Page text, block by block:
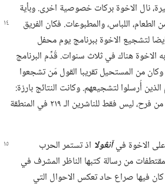
نال الاخوة بركات خصوصية اخرى.‏ وبأية
الطعام،‏ اللباس،‏والمطبوعات.‏ فكان الفريق
ايضا لتشجيع الاخوة ببرنامج يوم محفل
الاخوة هناك في ثلاث سنوات.‏ قُدِّم البرنامج
وكان من المستحيل تقريبا القول مَن تشجعوا
أُرسلوا لتشجيعهم.‏ وكانت النتائج بارزة:‏
حضر ٧٢٦ واعتمد ٥٥!‏ فيا له من فرح،‏ ليس فقط للناشرين الـ‍ ٢١٩ في المنطقة
الاخوة فيآنڠولا اذ تستمر الحرب
من رسالة كتبها الناظر المشرف في
فيها صراع حاد تعكس الاحوال التي